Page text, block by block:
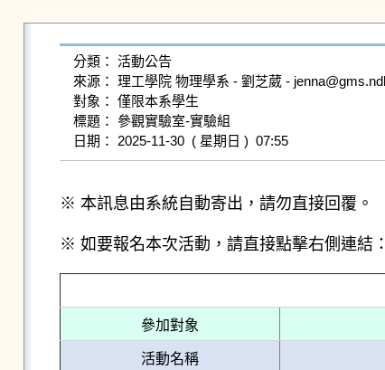
分類： 活動公告
來源： 理工學院 物理學系 - 劉芝葳 -
對象： 僅限本系學生
標題： 參觀實驗室-實驗組
日期： 2025-11-30  ( 星期日 )  07:55
※ 本訊息由系統自動寄出，請勿直接回覆。
※ 如要報名本次活動，請直接點擊右側連結
參加對象
活動名稱